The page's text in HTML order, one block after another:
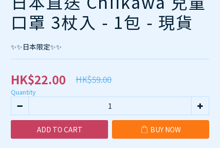
口罩 3杖入 - 1包 - 現貨
✨✨日本限定✨✨
HK$22.00 HK$59.00
Quantity
ADD TO CART BUY NOW